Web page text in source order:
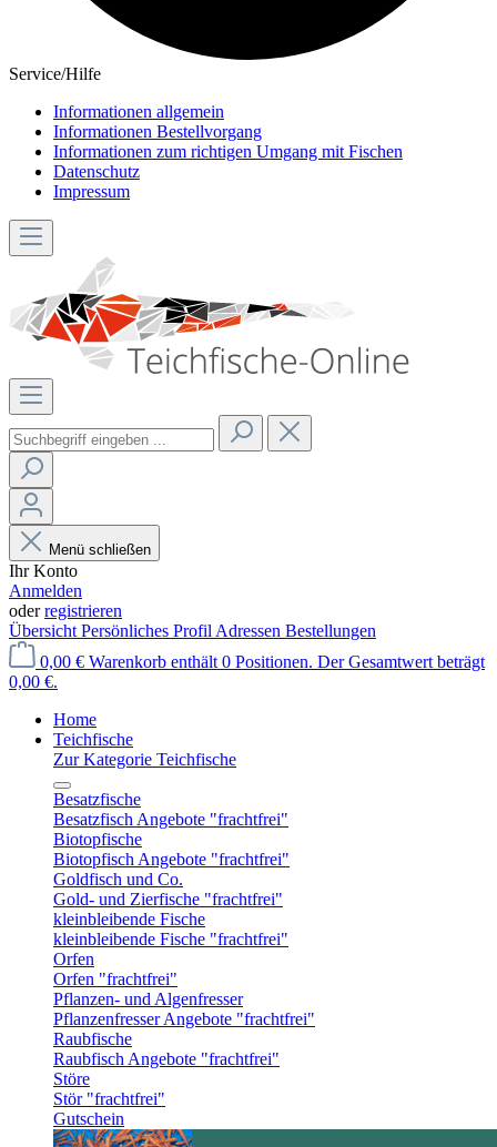
Service/Hilfe
Informationen allgemein
Informationen Bestellvorgang
Informationen zum richtigen Umgang mit Fischen
Datenschutz
Impressum
Menü schließen
Ihr Konto
Anmelden
oderregistrieren
Übersicht Persönliches Profil Adressen Bestellungen
0,00 € Warenkorb enthält 0 Positionen. Der Gesamtwert beträgt
0,00 €.
Home
Teichfische
Zur Kategorie Teichfische
Besatzfische
Besatzfisch Angebote "frachtfrei"
Biotopfische
Biotopfisch Angebote "frachtfrei"
Goldfisch und Co.
Gold- und Zierfische "frachtfrei"
kleinbleibende Fische
kleinbleibende Fische "frachtfrei"
Orfen
Orfen "frachtfrei"
Pflanzen- und Algenfresser
Pflanzenfresser Angebote "frachtfrei"
Raubfische
Raubfisch Angebote "frachtfrei"
Störe
Stör "frachtfrei"
Gutschein